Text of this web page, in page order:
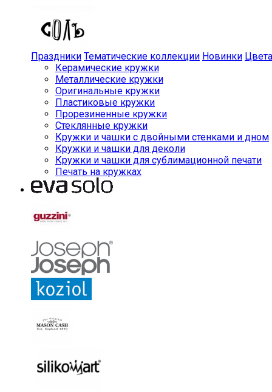
Праздники Тематические коллекции Новинки Цвета
Керамические кружки
Металлические кружки
Оригинальные кружки
Пластиковые кружки
Прорезиненные кружки
Стеклянные кружки
Кружки и чашки с двойными стенками и дном
Кружки и чашки для деколи
Кружки и чашки для сублимационной печати
Печать на кружках